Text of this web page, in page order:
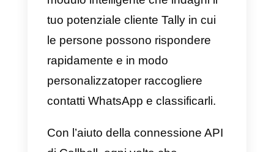
Se non lo hai già fatto, devi
1) Creare un account
integrareAPI di WhatsApp
Business